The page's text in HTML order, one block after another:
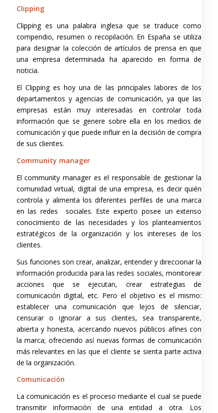
Clipping
Clipping es una palabra inglesa que se traduce como
compendio, resumen o recopilación. En España se utiliza
para designar la colección de artículos de prensa en que
una empresa determinada ha aparecido en forma de
noticia.
El Clipping es hoy una de las principales labores de los
departamentos y agencias de comunicación, ya que las
empresas están muy interesadas en controlar toda
información que se genere sobre ella en los medios de
comunicación y que puede influir en la decisión de compra
de sus clientes.
Community manager
El community manager es el responsable de gestionar la
comunidad virtual, digital de una empresa, es decir quién
controla y alimenta los diferentes perfiles de una marca
en las redes sociales. Este experto posee un extenso
conocimiento de las necesidades y los planteamientos
estratégicos de la organización y los intereses de los
clientes.
Sus funciones son crear, analizar, entender y direccionar la
información producida para las redes sociales, monitorear
acciones que se ejecutan, crear estrategias de
comunicación digital, etc. Pero el objetivo es el mismo:
establecer una comunicación que lejos de silenciar,
censurar o ignorar a sus clientes, sea transparente,
abierta y honesta, acercando nuevos públicos afines con
la marca; ofreciendo así nuevas formas de comunicación
más relevantes en las que el cliente se sienta parte activa
de la organización.
Comunicación
La comunicación es el proceso mediante el cual se puede
transmitir información de una entidad a otra. Los